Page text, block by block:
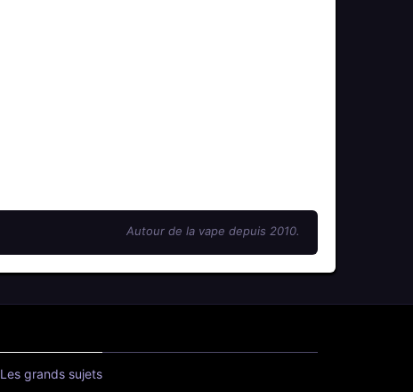
Autour de la vape depuis 2010.
Les grands sujets